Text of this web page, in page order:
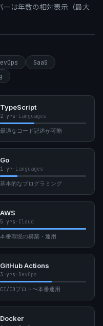
ーは年数の相対表示（最大
SaaS
TypeScript
2 yrs · Languages
最適なコード記述が可能
Go
1 yr · Languages
基本的なプログラミング
AWS
5 yrs · Cloud
本番環境の構築・運用
GitHub Actions
3 yrs · DevOps
CI/CDプロト〜本番運用
Docker